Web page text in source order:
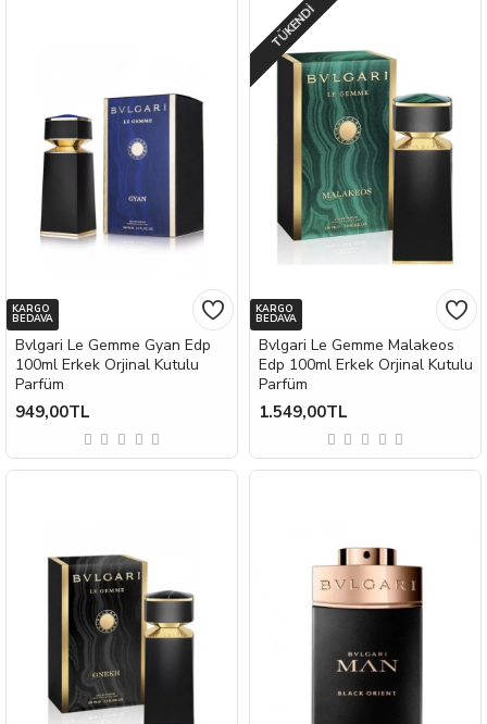
KARGO
BEDAVA
Bvlgari Le Gemme Gyan Edp
100ml Erkek Orjinal Kutulu
Parfüm
949,00TL
KARGO
BEDAVA
TÜKENDI
Bvlgari Le Gemme Malakeos
Edp 100ml Erkek Orjinal Kutulu
Parfüm
1.549,00TL